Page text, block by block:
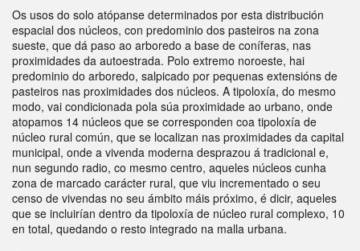
Os usos do solo atópanse determinados por esta distribución
espacial dos núcleos, con predominio dos pasteiros na zona
sueste, que dá paso ao arboredo a base de coníferas, nas
proximidades da autoestrada. Polo extremo noroeste, hai
predominio do arboredo, salpicado por pequenas extensións de
pasteiros nas proximidades dos núcleos. A tipoloxía, do mesmo
modo, vai condicionada pola súa proximidade ao urbano, onde
atopamos 14 núcleos que se corresponden coa tipoloxía de
núcleo rural común, que se localizan nas proximidades da capital
municipal, onde a vivenda moderna desprazou á tradicional e,
nun segundo radio, co mesmo centro, aqueles núcleos cunha
zona de marcado carácter rural, que viu incrementado o seu
censo de vivendas no seu ámbito máis próximo, é dicir, aqueles
que se incluirían dentro da tipoloxía de núcleo rural complexo, 10
en total, quedando o resto integrado na malla urbana.